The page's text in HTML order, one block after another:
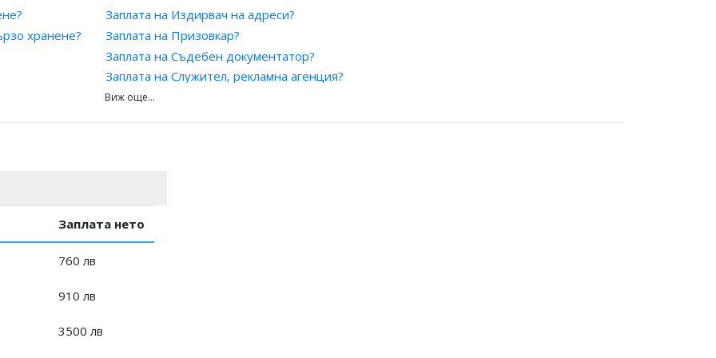
финансова/платежна институция?
платежна институция?
на организация на работниците и служителите?
хранене?
Заплата на Издирвач на адреси?
Заплата на Призовкар?
Заплата на Съдебен документатор?
Заплата на Служител, рекламна агенция?
Заплата на Служител, публикации?
Заплата на Отчетник?
Заплата на Инспектор, салон?
Заплата нето
760 лв
910 лв
3500 лв